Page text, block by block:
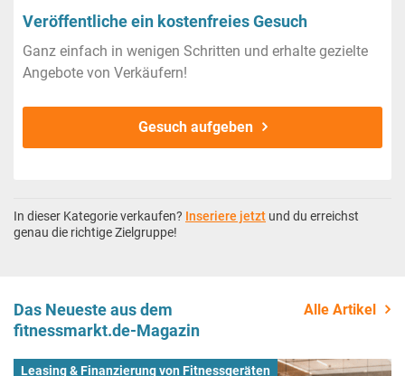
Veröffentliche ein kostenfreies Gesuch
Ganz einfach in wenigen Schritten und erhalte gezielte
Angebote von Verkäufern!
Gesuch aufgeben
In dieser Kategorie verkaufen? Inseriere jetzt und du erreichst
genau die richtige Zielgruppe!
Das Neueste aus dem
fitnessmarkt.de-Magazin
Alle Artikel
Leasing & Finanzierung von Fitnessgeräten